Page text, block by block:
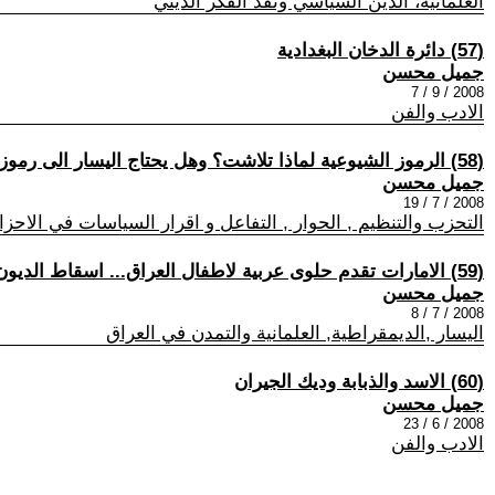
(57) دائرة الدخان البغدادية
جميل محسن
2008 / 9 / 7
الادب والفن
(58) الرموز الشيوعية لماذا تلاشت؟ وهل يحتاج اليسار الى رموز!؟
جميل محسن
2008 / 7 / 19
التحزب والتنظيم , الحوار , التفاعل و اقرار السياسات في
(59) الامارات تقدم حلوى عربية لاطفال العراق... اسقاط الديون
جميل محسن
2008 / 7 / 8
اليسار ,الديمقراطية, العلمانية والتمدن في العراق
(60) الاسد والذبابة وديك الجيران
جميل محسن
2008 / 6 / 23
الادب والفن